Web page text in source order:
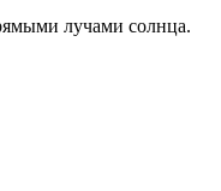
лучами солнца.